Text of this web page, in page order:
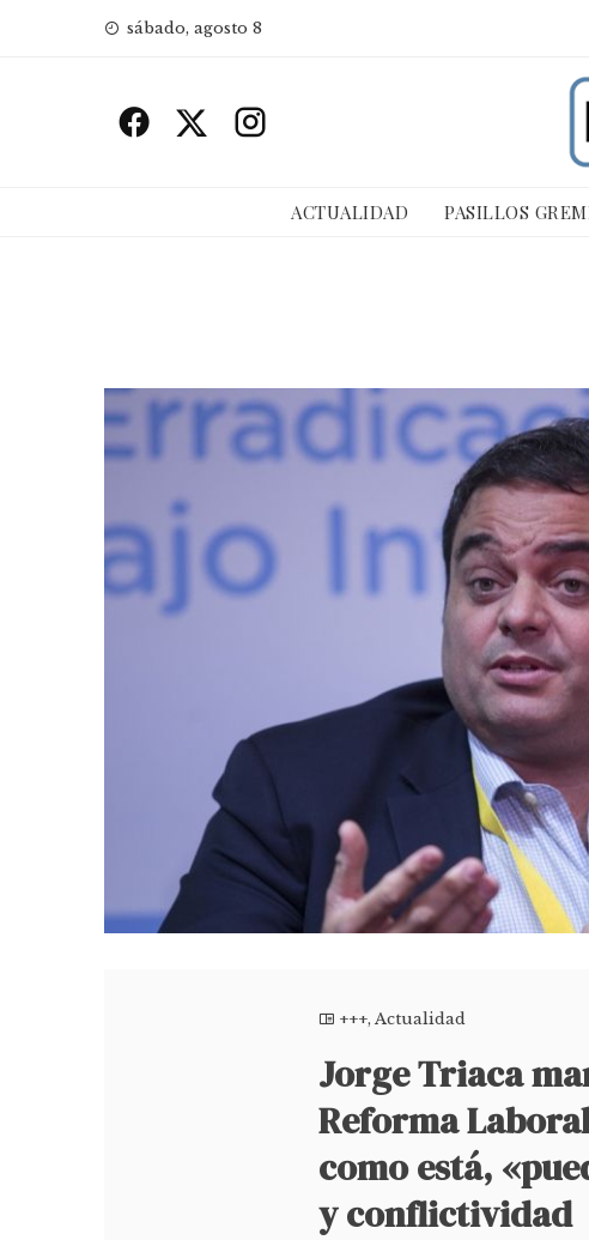
sábado, agosto 8
ACTUALIDAD PASILLOS
+++,Actualidad
Jorge Triaca
Reforma
como está,
y conflictividad